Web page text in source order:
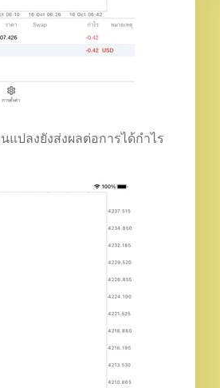
แปลงยังส่งผลต่อการได้กำไร